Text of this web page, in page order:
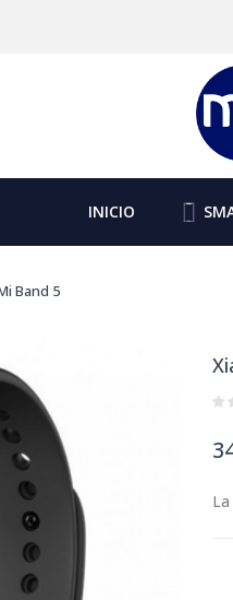
INICIO
Band 5